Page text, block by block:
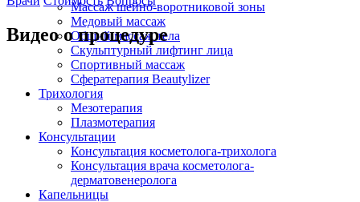
Массаж шейно-воротниковой зоны
Медовый массаж
Общий массаж тела
Скульптурный лифтинг лица
Спортивный массаж
Сфератерапия Beautylizer
Трихология
Мезотерапия
Плазмотерапия
Консультации
Консультация косметолога-трихолога
Консультация врача косметолога-
дерматовенеролога
Капельницы
Видео о процедуре